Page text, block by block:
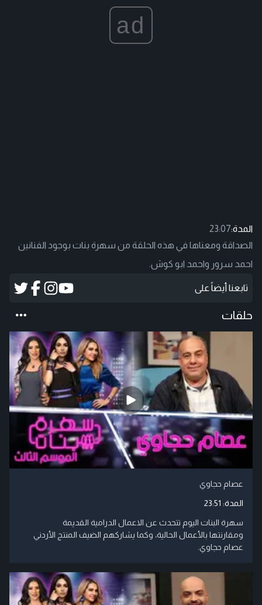
ad
المدة:23:07
الصداقة ومعناها في هذه الحلقة من سهرة بنات بوجود الفنانين
احمد سرور واحمد ابو كوش.
تابعنا أيضاً على
حلقات
عصام حجاوي
المدة: 23:51
سهرة البنات اليوم تتحدث عن الاعمال الدرامية القديمة
ومقارنتها بالأعمال الحالية، وكما يشاركهم الضيف المنتج الأردني
عصام حجاوي.